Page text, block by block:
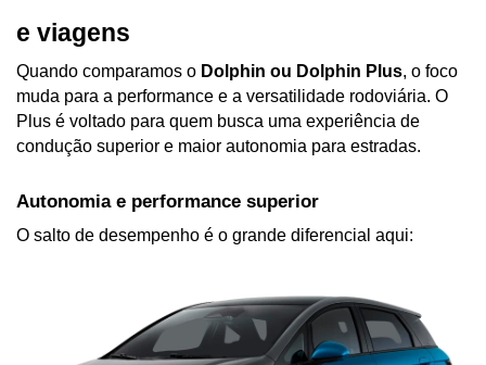
e viagens
Quando comparamos o Dolphin ou Dolphin Plus, o foco
muda para a performance e a versatilidade rodoviária. O
Plus é voltado para quem busca uma experiência de
condução superior e maior autonomia para estradas.
Autonomia e performance superior
O salto de desempenho é o grande diferencial aqui: